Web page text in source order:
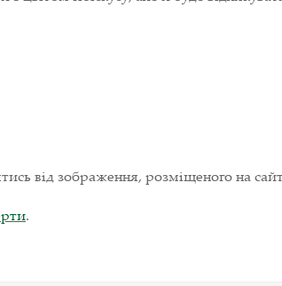
від зображення, розміщеного на
.